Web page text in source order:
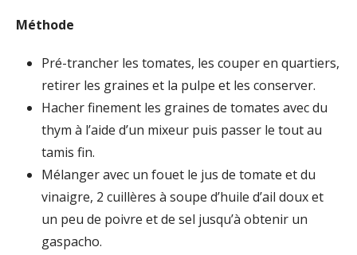
Méthode
Pré-trancher les tomates, les couper en quartiers,
retirer les graines et la pulpe et les conserver.
Hacher finement les graines de tomates avec du
thym à l’aide d’un mixeur puis passer le tout au
tamis fin.
Mélanger avec un fouet le jus de tomate et du
vinaigre, 2 cuillères à soupe d’huile d’ail doux et
un peu de poivre et de sel jusqu’à obtenir un
gaspacho.